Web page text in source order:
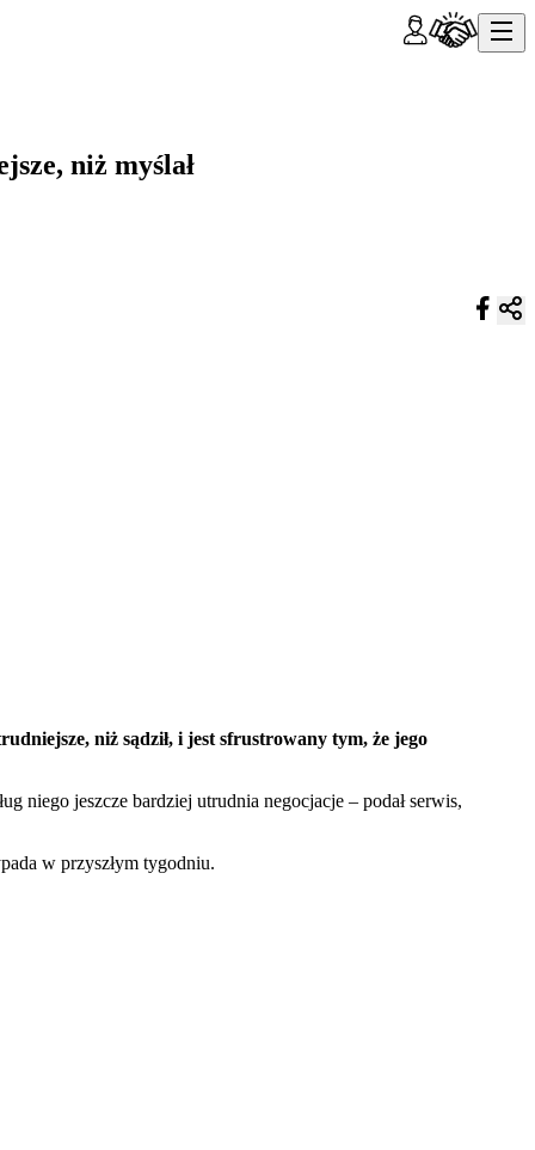
niż myślał
niż sądził, i jest sfrustrowany tym, że jego
niego jeszcze bardziej utrudnia negocjacje – podał serwis,
w przyszłym tygodniu.